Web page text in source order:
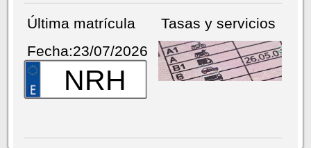
Última matrícula
Fecha:23/07/2026
NRH
Tasas y servicios